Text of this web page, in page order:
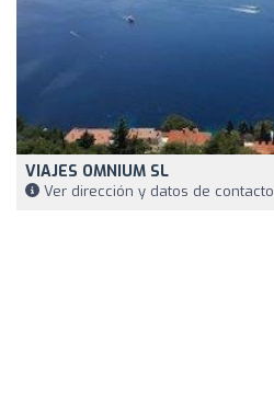
VIAJES OMNIUM SL
Ver dirección y datos de contacto